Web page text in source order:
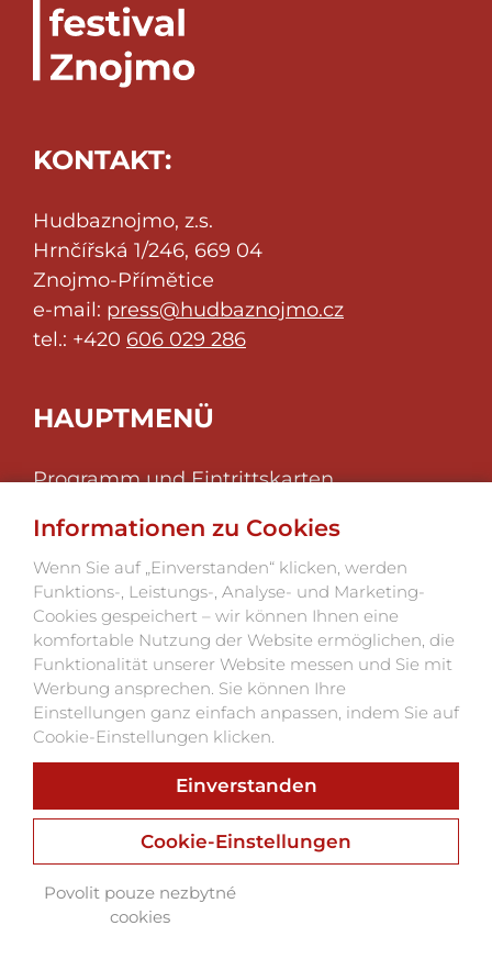
KONTAKT:
Hudbaznojmo, z.s.
Hrnčířská 1/246, 669 04
Znojmo-Přímětice
e-mail: press@hudbaznojmo.cz
tel.: +420 606 029 286
HAUPTMENÜ
Programm und Eintrittskarten
Foto 2025
Klub der Festivalfreunde
Kontakte
Webu vdechnul život
Webdesign, Online Marketing, Branding
Informationen zu Cookies
Wenn Sie auf „Einverstanden“ klicken, werden
Funktions-, Leistungs-, Analyse- und Marketing-
Cookies gespeichert – wir können Ihnen eine
komfortable Nutzung der Website ermöglichen, die
Funktionalität unserer Website messen und Sie mit
Werbung ansprechen. Sie können Ihre
Einstellungen ganz einfach anpassen, indem Sie auf
Cookie-Einstellungen klicken.
Einverstanden
Cookie-Einstellungen
Povolit pouze nezbytné
cookies